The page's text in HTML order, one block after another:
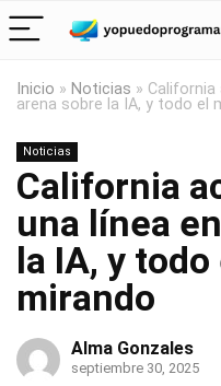
Inicio » Noticias » California
arena sobre la IA, y todo el
Noticias
California
una línea
la IA, y
mirando
Alma Gonzales
septiembre 30, 2025